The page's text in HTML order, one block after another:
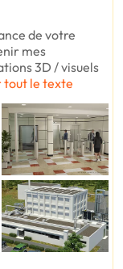
de votre
mes
3D / visuels
tout le texte